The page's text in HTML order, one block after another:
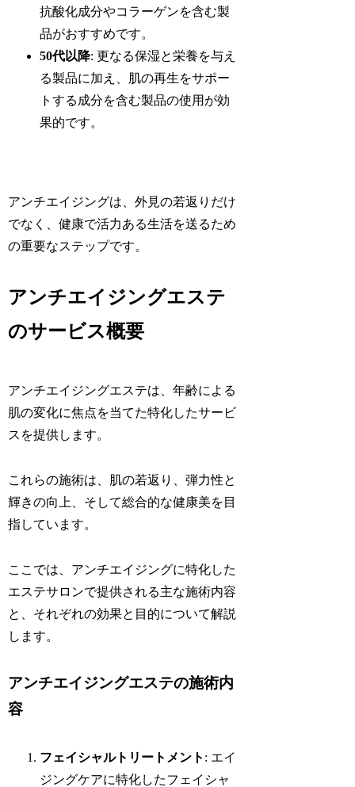
抗酸化成分やコラーゲンを含む製
品がおすすめです。
50代以降: 更なる保湿と栄養を与え
る製品に加え、肌の再生をサポー
トする成分を含む製品の使用が効
果的です。
アンチエイジングは、外見の若返りだけ
でなく、健康で活力ある生活を送るため
の重要なステップです。
アンチエイジングエステ
のサービス概要
アンチエイジングエステは、年齢による
肌の変化に焦点を当てた特化したサービ
スを提供します。
これらの施術は、肌の若返り、弾力性と
輝きの向上、そして総合的な健康美を目
指しています。
ここでは、アンチエイジングに特化した
エステサロンで提供される主な施術内容
と、それぞれの効果と目的について解説
します。
アンチエイジングエステの施術内
容
フェイシャルトリートメント : エイ
ジングケアに特化したフェイシャ